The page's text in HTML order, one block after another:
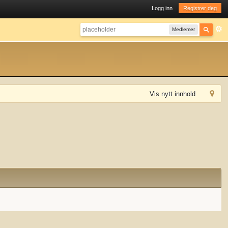
Logg inn Registrer deg
Medlemer
Vis nytt innhold